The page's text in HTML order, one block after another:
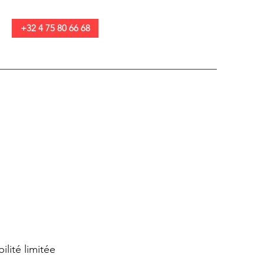
+32 4 75 80 66 68
limitée